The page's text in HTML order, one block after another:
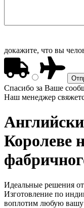
докажите, что вы
Спасибо за Ваше
Наш менеджер
Королеве
Идеальные решения
Изготовление по
воплотим любую вашу